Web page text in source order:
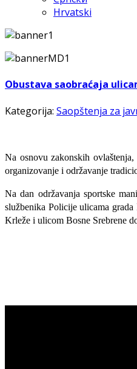
Hrvatski
Obustava saobraćaja
Kategorija: Saopštenja za
Na osnovu zakonskih
organizovanje i održavanje
Na dan održavanja sportske
službenika Policije ulicama
Krleže i ulicom Bosne Srebrene